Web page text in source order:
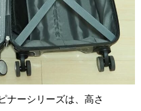
ナーシリーズは、高さ